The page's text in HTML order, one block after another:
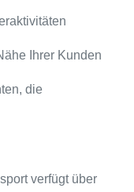
Ihrer Kunden
die
verfügt über